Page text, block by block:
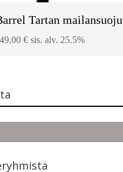
Tartan
49,00€ sis. alv. 25.5%